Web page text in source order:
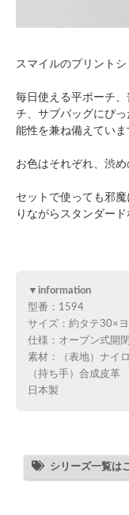
スマイルのプリントシ
毎日使える平ポーチ
チ、サブバッグにぴ
能性を兼ね備えていま
お色はそれぞれ、渋
セットで使っても邪
りながらスタンダー
▼information
型番：1594
サイズ：約タテ30×
仕様：オープン式開
素材：（表地）ナイ
（持ち手）合成皮革
日本製
シリーズ一覧は